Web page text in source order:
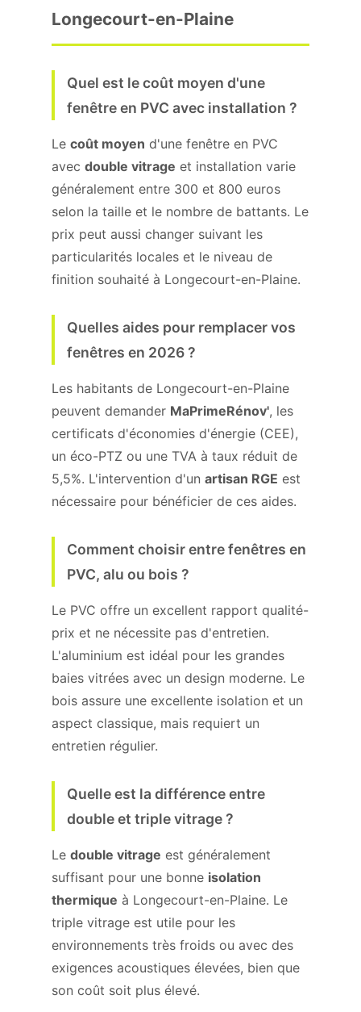
Longecourt-en-Plaine
Quel est le coût moyen d'une
fenêtre en PVC avec installation ?
Le coût moyen d'une fenêtre en PVC
avec double vitrage et installation varie
généralement entre 300 et 800 euros
selon la taille et le nombre de battants. Le
prix peut aussi changer suivant les
particularités locales et le niveau de
finition souhaité à Longecourt-en-Plaine.
Quelles aides pour remplacer vos
fenêtres en 2026 ?
Les habitants de Longecourt-en-Plaine
peuvent demander MaPrimeRénov', les
certificats d'économies d'énergie (CEE),
un éco-PTZ ou une TVA à taux réduit de
5,5%. L'intervention d'un artisan RGE est
nécessaire pour bénéficier de ces aides.
Comment choisir entre fenêtres en
PVC, alu ou bois ?
Le PVC offre un excellent rapport qualité-
prix et ne nécessite pas d'entretien.
L'aluminium est idéal pour les grandes
baies vitrées avec un design moderne. Le
bois assure une excellente isolation et un
aspect classique, mais requiert un
entretien régulier.
Quelle est la différence entre
double et triple vitrage ?
Le double vitrage est généralement
suffisant pour une bonne isolation
thermique à Longecourt-en-Plaine. Le
triple vitrage est utile pour les
environnements très froids ou avec des
exigences acoustiques élevées, bien que
son coût soit plus élevé.